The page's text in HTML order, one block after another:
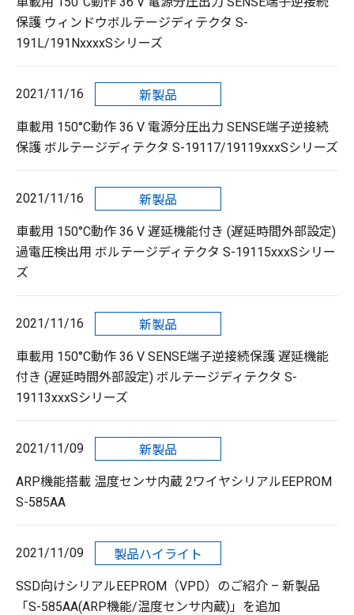
保護 ウィンドウボルテージディテクタ S-
191L/191NxxxxSシリーズ
2021/11/16 新製品
車載用 150°C動作 36 V 電源分圧出力 SENSE端子逆接続
保護 ボルテージディテクタ S-19117/19119xxxSシリーズ
2021/11/16 新製品
車載用 150°C動作 36 V 遅延機能付き (遅延時間外部設定)
過電圧検出用 ボルテージディテクタ S-19115xxxSシリー
ズ
2021/11/16 新製品
車載用 150°C動作 36 V SENSE端子逆接続保護 遅延機能
付き (遅延時間外部設定) ボルテージディテクタ S-
19113xxxSシリーズ
2021/11/09 新製品
ARP機能搭載 温度センサ内蔵 2ワイヤシリアルEEPROM
S-585AA
2021/11/09 製品ハイライト
SSD向けシリアルEEPROM（VPD）のご紹介 – 新製品
「S-585AA(ARP機能/温度センサ内蔵)」を追加